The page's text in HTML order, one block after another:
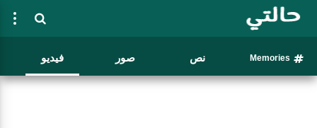
Memories نص صور فيديو